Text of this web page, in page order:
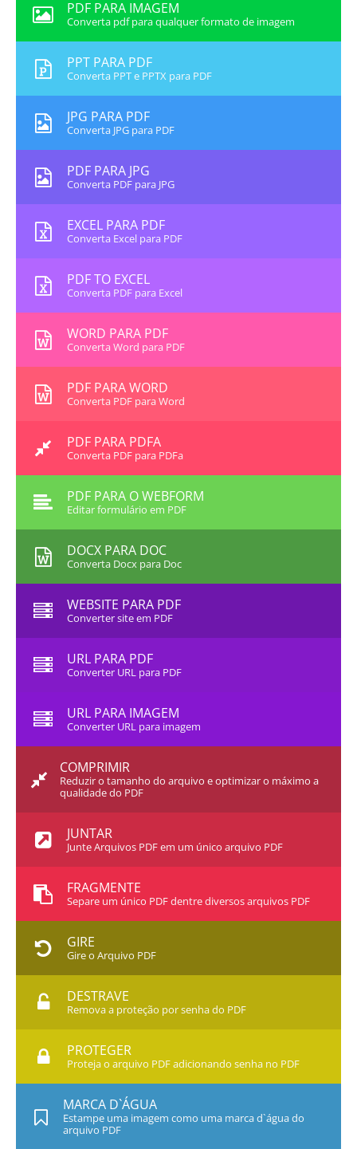
PDF PARA IMAGEM
Converta pdf para qualquer formato de imagem
PPT PARA PDF
Converta PPT e PPTX para PDF
JPG PARA PDF
Converta JPG para PDF
PDF PARA JPG
Converta PDF para JPG
EXCEL PARA PDF
Converta Excel para PDF
PDF TO EXCEL
Converta PDF para Excel
WORD PARA PDF
Converta Word para PDF
PDF PARA WORD
Converta PDF para Word
PDF PARA PDFA
Converta PDF para PDFa
PDF PARA O WEBFORM
Editar formulário em PDF
DOCX PARA DOC
Converta Docx para Doc
WEBSITE PARA PDF
Converter site em PDF
URL PARA PDF
Converter URL para PDF
URL PARA IMAGEM
Converter URL para imagem
COMPRIMIR
Reduzir o tamanho do arquivo e optimizar o máximo a
qualidade do PDF
JUNTAR
Junte Arquivos PDF em um único arquivo PDF
FRAGMENTE
Separe um único PDF dentre diversos arquivos PDF
GIRE
Gire o Arquivo PDF
DESTRAVE
Remova a proteção por senha do PDF
PROTEGER
Proteja o arquivo PDF adicionando senha no PDF
MARCA D`ÁGUA
Estampe uma imagem como uma marca d`água do
arquivo PDF